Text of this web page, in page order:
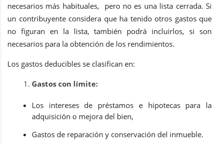
necesarios más habituales, pero no es una lista cerrada. Si
un contribuyente considera que ha tenido otros gastos que
no figuran en la lista, también podrá incluirlos, si son
necesarios para la obtención de los rendimientos.
Los gastos deducibles se clasifican en:
Gastos con límite:
Los intereses de préstamos e hipotecas para la
adquisición o mejora del bien,
Gastos de reparación y conservación del inmueble.